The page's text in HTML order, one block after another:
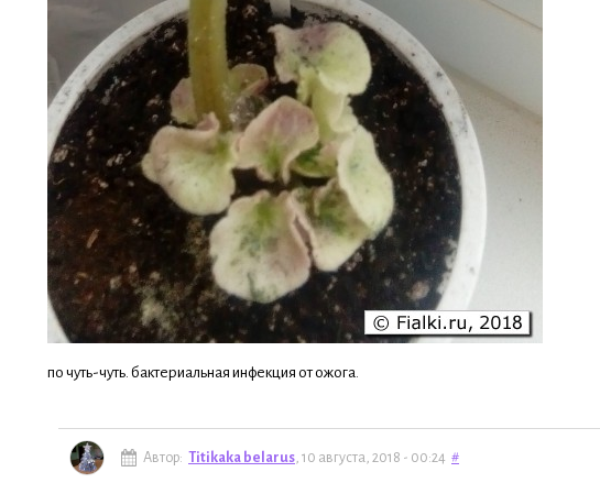
по чуть-чуть. бактериальная инфекция от ожога.
Автор: Titikaka belarus , 10 августа, 2018 - 00:24 #